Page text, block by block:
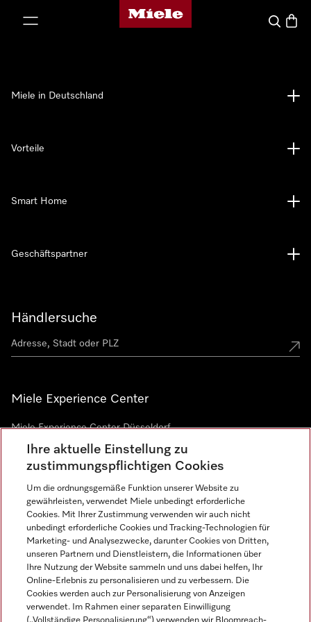
Miele-Homepage
Suche
Händlersuche
Miele Experience Center
Miele Experience Center Düsseldorf
Miele Experience Center Gütersloh
Newsletter
Miele in Deutschland
Vorteile
Smart Home
Geschäftspartner
Ihre aktuelle Einstellung zu
zustimmungspflichtigen Cookies
Um die ordnungsgemäße Funktion unserer Website zu
gewährleisten, verwendet Miele unbedingt erforderliche
Cookies. Mit Ihrer Zustimmung verwenden wir auch nicht
unbedingt erforderliche Cookies und Tracking-Technologien für
Marketing- und Analysezwecke, darunter Cookies von Dritten,
unseren Partnern und Dienstleistern, die Informationen über
Ihre Nutzung der Website sammeln und uns dabei helfen, Ihr
Online-Erlebnis zu personalisieren und zu verbessern. Die
Cookies werden auch zur Personalisierung von Anzeigen
verwendet. Im Rahmen einer separaten Einwilligung